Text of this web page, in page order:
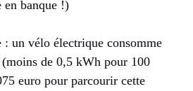
en banque !)
un vélo électrique consomme
de 0,5 kWh pour 100
euro pour parcourir cette